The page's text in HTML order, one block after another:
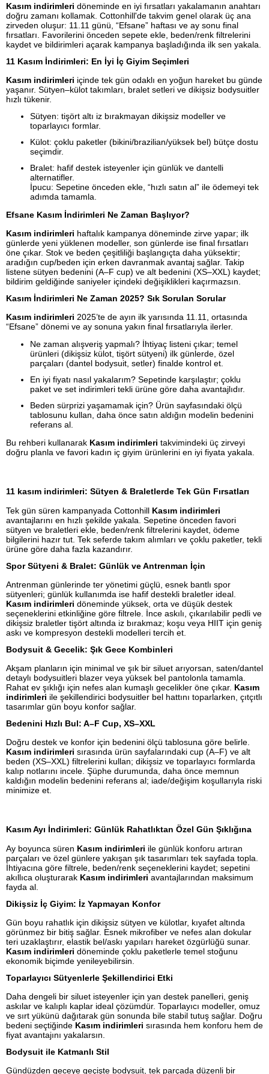
Kasım indirimleri döneminde en iyi fırsatları yakalamanın anahtarı
doğru zamanı kollamak. Cottonhill'de takvim genel olarak üç ana
zirveden oluşur: 11.11 günü, “Efsane” haftası ve ay sonu final
fırsatları. Favorilerini önceden sepete ekle, beden/renk filtrelerini
kaydet ve bildirimleri açarak kampanya başladığında ilk sen yakala.
11 Kasım İndirimleri: En İyi İç Giyim Seçimleri
Kasım indirimleri içinde tek gün odaklı en yoğun hareket bu günde
yaşanır. Sütyen–külot takımları, bralet setleri ve dikişsiz bodysuitler
hızlı tükenir.
Sütyen: tişört altı iz bırakmayan dikişsiz modeller ve
toparlayıcı formlar.
Külot: çoklu paketler (bikini/brazilian/yüksek bel) bütçe dostu
seçimdir.
Bralet: hafif destek isteyenler için günlük ve dantelli
alternatifler.
İpucu: Sepetine önceden ekle, “hızlı satın al” ile ödemeyi tek
adımda tamamla.
Efsane Kasım İndirimleri Ne Zaman Başlıyor?
Kasım indirimleri haftalık kampanya döneminde zirve yapar; ilk
günlerde yeni yüklenen modeller, son günlerde ise final fırsatları
öne çıkar. Stok ve beden çeşitliliği başlangıçta daha yüksektir;
aradığın cup/beden için erken davranmak avantaj sağlar. Takip
listene sütyen bedenini (A–F cup) ve alt bedenini (XS–XXL) kaydet;
bildirim geldiğinde saniyeler içindeki değişiklikleri kaçırmazsın.
Kasım İndirimleri Ne Zaman 2025? Sık Sorulan Sorular
Kasım indirimleri 2025’te de ayın ilk yarısında 11.11, ortasında
“Efsane” dönemi ve ay sonuna yakın final fırsatlarıyla ilerler.
Ne zaman alışveriş yapmalı? İhtiyaç listeni çıkar; temel
ürünleri (dikişsiz külot, tişört sütyeni) ilk günlerde, özel
parçaları (dantel bodysuit, setler) finalde kontrol et.
En iyi fiyatı nasıl yakalarım? Sepetinde karşılaştır; çoklu
paket ve set indirimleri tekli ürüne göre daha avantajlıdır.
Beden sürprizi yaşamamak için? Ürün sayfasındaki ölçü
tablosunu kullan, daha önce satın aldığın modelin bedenini
referans al.
Bu rehberi kullanarak Kasım indirimleri takvimindeki üç zirveyi
doğru planla ve favori kadın iç giyim ürünlerini en iyi fiyata yakala.
11 kasım indirimleri: Sütyen & Braletlerde Tek Gün Fırsatları
Tek gün süren kampanyada Cottonhill Kasım indirimleri
avantajlarını en hızlı şekilde yakala. Sepetine önceden favori
sütyen ve braletleri ekle, beden/renk filtrelerini kaydet, ödeme
bilgilerini hazır tut. Tek seferde takım alımları ve çoklu paketler, tekli
ürüne göre daha fazla kazandırır.
Spor Sütyeni & Bralet: Günlük ve Antrenman İçin
Antrenman günlerinde ter yönetimi güçlü, esnek bantlı spor
sütyenleri; günlük kullanımda ise hafif destekli braletler ideal.
Kasım indirimleri döneminde yüksek, orta ve düşük destek
seçeneklerini etkinliğine göre filtrele. İnce askılı, çıkarılabilir pedli ve
dikişsiz braletler tişört altında iz bırakmaz; koşu veya HIIT için geniş
askı ve kompresyon destekli modelleri tercih et.
Bodysuit & Gecelik: Şık Gece Kombinleri
Akşam planların için minimal ve şık bir siluet arıyorsan, saten/dantel
detaylı bodysuitleri blazer veya yüksek bel pantolonla tamamla.
Rahat ev şıklığı için nefes alan kumaşlı gecelikler öne çıkar. Kasım
indirimleri ile şekillendirici bodysuitler bel hattını toparlarken, çıtçıtlı
tasarımlar gün boyu konfor sağlar.
Bedenini Hızlı Bul: A–F Cup, XS–XXL
Doğru destek ve konfor için bedenini ölçü tablosuna göre belirle.
Kasım indirimleri sırasında ürün sayfalarındaki cup (A–F) ve alt
beden (XS–XXL) filtrelerini kullan; dikişsiz ve toparlayıcı formlarda
kalıp notlarını incele. Şüphe durumunda, daha önce memnun
kaldığın modelin bedenini referans al; iade/değişim koşullarıyla riski
minimize et.
Kasım Ayı İndirimleri: Günlük Rahatlıktan Özel Gün Şıklığına
Ay boyunca süren Kasım indirimleri ile günlük konforu artıran
parçaları ve özel günlere yakışan şık tasarımları tek sayfada topla.
İhtiyacına göre filtrele, beden/renk seçeneklerini kaydet; sepetini
akıllıca oluşturarak Kasım indirimleri avantajlarından maksimum
fayda al.
Dikişsiz İç Giyim: İz Yapmayan Konfor
Gün boyu rahatlık için dikişsiz sütyen ve külotlar, kıyafet altında
görünmez bir bitiş sağlar. Esnek mikrofiber ve nefes alan dokular
teri uzaklaştırır, elastik bel/askı yapıları hareket özgürlüğü sunar.
Kasım indirimleri döneminde çoklu paketlerle temel stoğunu
ekonomik biçimde yenileyebilirsin.
Toparlayıcı Sütyenlerle Şekillendirici Etki
Daha dengeli bir siluet isteyenler için yan destek panelleri, geniş
askılar ve kalıplı kaplar ideal çözümdür. Toparlayıcı modeller, omuz
ve sırt yükünü dağıtarak gün sonunda bile stabil tutuş sağlar. Doğru
bedeni seçtiğinde Kasım indirimleri sırasında hem konforu hem de
fiyat avantajını yakalarsın.
Bodysuit ile Katmanlı Stil
Gündüzden geceye geçişte bodysuit, tek parçada düzenli bir